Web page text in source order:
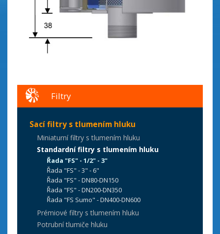
Filtry
Sací filtry s tlumením hluku
Miniaturní filtry s tlumením hluku
Standardní filtry s tlumením hluku
Řada "FS" - 1/2" - 3"
Řada "FS" - 3" - 6"
Řada "FS" - DN80-DN150
Řada "FS" - DN200-DN350
Řada "FS Sumo" - DN400-DN600
Prémiové filtry s tlumením hluku
Potrubní tlumiče hluku